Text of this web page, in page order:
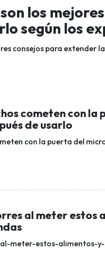
los
según los
consejos para extender
cometen con la
de usarlo
con la puerta del
al meter estos
meter-estos-alimentos-